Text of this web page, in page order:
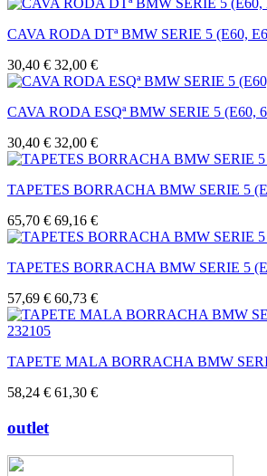
CAVA RODA DTª BMW SERIE 5 (E60,
30,40 € 32,00 €
CAVA RODA ESQª BMW SERIE 5 (E60,
30,40 € 32,00 €
TAPETES BORRACHA BMW SERIE 5
65,70 € 69,16 €
TAPETES BORRACHA BMW SERIE 5
57,69 € 60,73 €
TAPETE MALA BORRACHA BMW
58,24 € 61,30 €
outlet